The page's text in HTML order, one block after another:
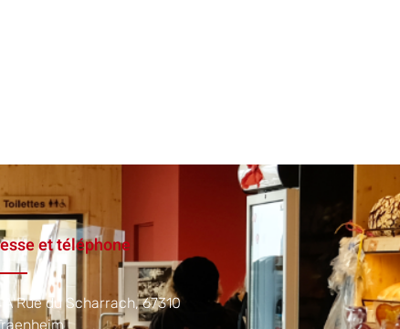
et téléphone
1 A Rue du Scharrach, 67310